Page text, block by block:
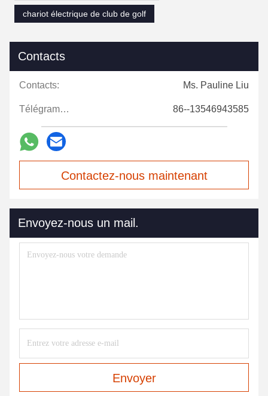
chariot électrique de club de golf
Contacts
Contacts: Ms. Pauline Liu
Télégramme: 86--13546943585
Contactez-nous maintenant
Envoyez-nous un mail.
Envoyer